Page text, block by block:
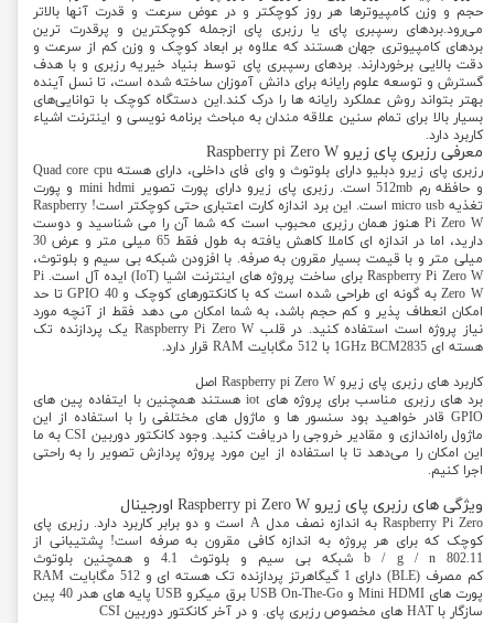
حجم و وزن کامپیوترها هر روز کوچکتر و در عوض سرعت و قدرت آنها بالاتر
می‌رود.بردهای رسپبری پای یا رزبری پای ازجمله کوچکترین و پرقدرت ترین
بردهای کامپیوتری جهان هستند که علاوه بر ابعاد کوچک و وزن کم از سرعت و
دقت بالایی برخوردارند. بردهای رسپبری پای توسط بنیاد خیریه رزبری و با هدف
گسترش و توسعه علوم رایانه برای دانش آموزان ساخته شده است، تا نسل آینده
بهتر بتواند روش عملکرد رایانه ها را درک کند.این دستگاه کوچک با توانایی‌های
بسیار بالا برای تمام سنین علاقه مندان به مباحث برنامه نویسی و اینترنت اشیاء
کاربرد دارد.
معرفی رزبری پای زیرو Raspberry pi Zero W
رزبری پای زیرو دبلیو دارای بلوتوث و وای فای داخلی، دارای هسته Quad core cpu
و حافظه رم 512mb است. رزبری پای زیرو دارای پورت تصویر mini hdmi و پورت
تغذیه micro usb است. این برد اندازه کارت اعتباری حتی کوچکتر است! Raspberry
Pi Zero W هنوز همان رزبری محبوب است که شما آن را می شناسید و دوست
دارید، اما در اندازه ای کاملا کاهش یافته به طول فقط 65 میلی متر و عرض 30
میلی متر و با قیمت بسیار مقرون به صرفه. با افزودن شبکه بی سیم و بلوتوث،
Raspberry Pi Zero W برای ساخت پروژه های اینترنت اشیا (IoT) ایده آل است. Pi
Zero W به گونه ای طراحی شده است که با کانکتورهای کوچک و GPIO 40 تا حد
امکان انعطاف پذیر و کم حجم باشد، به شما امکان می دهد فقط از آنچه مورد
نیاز پروژه است استفاده کنید. در قلب Raspberry Pi Zero W یک پردازنده تک
هسته ای 1GHz BCM2835 با 512 مگابایت RAM قرار دارد.
کاربرد های رزبری پای زیرو Raspberry pi Zero W اصل
برد های رزبری مناسب برای پروژه های iot هستند همچنین با ایتفاده پین های
GPIO قادر خواهید بود سنسور ها و ماژول های مختلفی را با استفاده از این
ماژول راه‎‌اندازی و مقادیر خروجی را دریافت کنید. وجود کانکتور دوربین CSI به ما
این امکان را می‌دهد تا با استفاده از این مورد پروژه پردازش تصویر را به راحتی
اجرا کنیم.
ویژگی های رزبری پای زیرو Raspberry pi Zero W اورجینال
Raspberry Pi Zero به اندازه نصف مدل A است و دو برابر کاربرد دارد. رزبری پای
کوچک که برای هر پروژه به اندازه کافی مقرون به صرفه است! پشتیبانی از
802.11 b / g / n شبکه بی سیم و بلوتوث 4.1 و همچنین بلوتوث
کم مصرف (BLE) دارای 1 گیگاهرتز پردازنده تک هسته ای و 512 مگابایت RAM
پورت های Mini HDMI و USB On-The-Go برق میکرو USB پایه های هدر 40 پین
سازگار با HAT های مخصوص رزبری پای. و در آخر کانکتور دوربین CSI